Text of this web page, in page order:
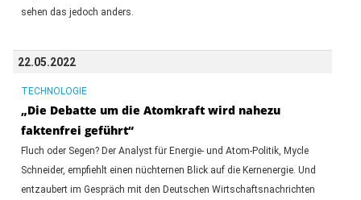
sehen das jedoch anders.
22.05.2022
TECHNOLOGIE
„Die Debatte um die Atomkraft wird nahezu
faktenfrei geführt“
Fluch oder Segen? Der Analyst für Energie- und Atom-Politik, Mycle
Schneider, empfiehlt einen nüchternen Blick auf die Kernenergie. Und
entzaubert im Gespräch mit den Deutschen Wirtschaftsnachrichten